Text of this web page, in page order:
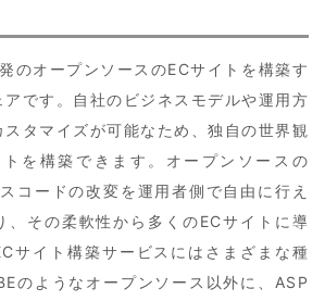
のオープンソースのECサイトを構築す
アです。自社のビジネスモデルや運用方
タマイズが可能なため、独自の世界観
を構築できます。オープンソースの
コードの改変を運用者側で自由に行え
、その柔軟性から多くのECサイトに導
サイト構築サービスにはさまざまな種
のようなオープンソース以外に、ASP